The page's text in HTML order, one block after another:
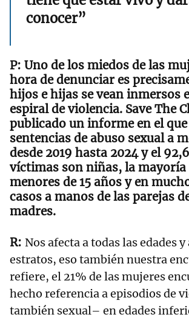
conocer”
Uno de los miedos de las
hora de denunciar es
hijos e hijas se vean inmersos
espiral de violencia. Save The
publicado un informe en el
sentencias de abuso sexual a
desde 2019 hasta 2024 y el
víctimas son niñas, la
menores de 15 años y en
casos a manos de las parejas
madres.
Nos afecta a todas las edades
estratos, eso también nuestra
refiere, el 21% de las mujeres
hecho referencia a episodios de
también sexual– en edades